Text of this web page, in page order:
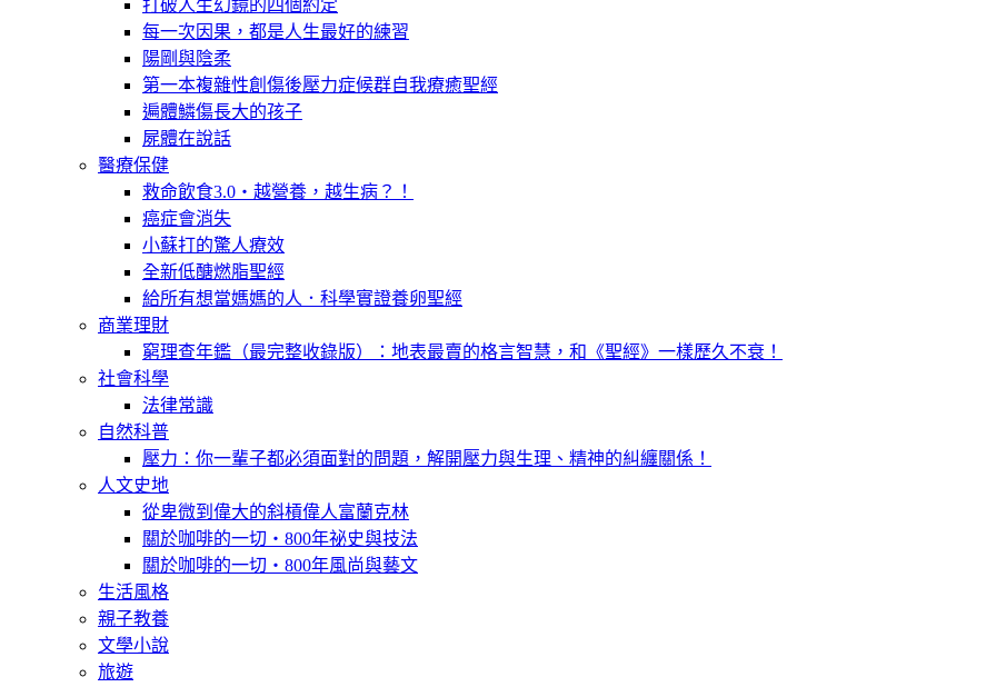
打破人生幻鏡的四個約定
每一次因果，都是人生最好的練習
陽剛與陰柔
第一本複雜性創傷後壓力症候群自我療癒聖經
遍體鱗傷長大的孩子
屍體在說話
醫療保健
救命飲食3.0‧越營養，越生病？！
癌症會消失
小蘇打的驚人療效
全新低醣燃脂聖經
給所有想當媽媽的人．科學實證養卵聖經
商業理財
窮理查年鑑（最完整收錄版）：地表最賣的格言智慧，和《聖經》一樣歷久不衰！
社會科學
法律常識
自然科普
壓力：你一輩子都必須面對的問題，解開壓力與生理、精神的糾纏關係！
人文史地
從卑微到偉大的斜槓偉人富蘭克林
關於咖啡的一切‧800年祕史與技法
關於咖啡的一切‧800年風尚與藝文
生活風格
親子教養
文學小說
旅遊